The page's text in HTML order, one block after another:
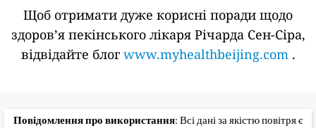
Щоб отримати дуже корисні поради щодо
здоров’я пекінського лікаря Річарда Сен-Сіра,
відвідайте блог www.myhealthbeijing.com.
Повідомлення про використання: Всі дані за якістю повітря є